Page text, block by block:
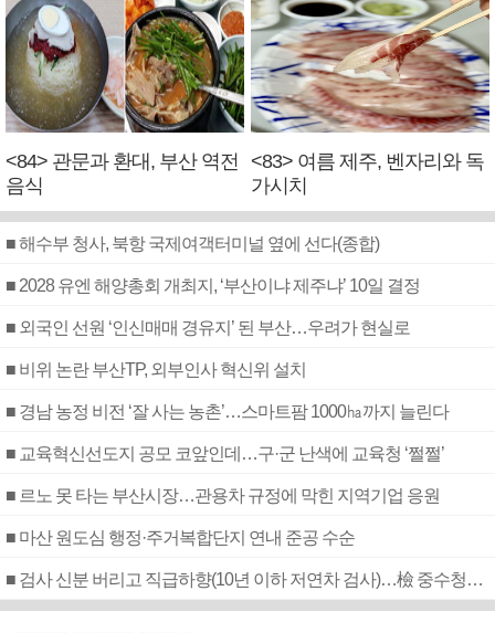
<84> 관문과 환대, 부산 역전
음식
<83> 여름 제주, 벤자리와 독
가시치
■ 해수부 청사, 북항 국제여객터미널 옆에 선다(종합)
■ 2028 유엔 해양총회 개최지, ‘부산이냐 제주냐’ 10일 결정
■ 외국인 선원 ‘인신매매 경유지’ 된 부산…우려가 현실로
■ 비위 논란 부산TP, 외부인사 혁신위 설치
■ 경남 농정 비전 ‘잘 사는 농촌’…스마트팜 1000㏊까지 늘린다
■ 교육혁신선도지 공모 코앞인데…구·군 난색에 교육청 ‘쩔쩔’
■ 르노 못 타는 부산시장…관용차 규정에 막힌 지역기업 응원
■ 마산 원도심 행정·주거복합단지 연내 준공 수순
■ 검사 신분 버리고 직급하향(10년 이하 저연차 검사)…檢 중수청행 기피